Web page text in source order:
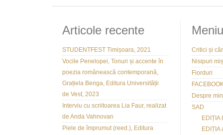
Articole recente
STUDENTFEST Timișoara, 2021
Vocile Penelopei, Tonuri și accente în
poezia românească contemporană,
Grațiela Benga, Editura Universității
de Vest, 2023
Interviu cu scriitoarea Lia Faur, realizat
de Anda Vahnovan
Piele de împrumut (reed.), Editura
Meniu
Critici și
Nisipuri
Fiorduri
Despre
SAD
EDIȚIA
EDIȚIA